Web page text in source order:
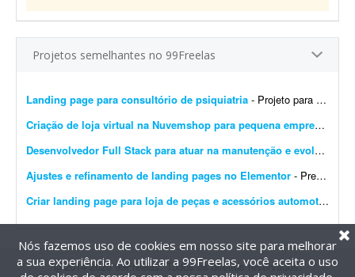
Projetos semelhantes no 99Freelas
Landing page para consultório de psiquiatria - Projeto para criação de landing page para consultório de psiquiatria. Escopo do projeto: Desenvolvimento completo da landing page. Design moderno, limpo e com foco em convers&...
Criação de loja virtual na Nuvemshop para pequena empresa
Desenvolvedor Full Stack para atuar na manutenção e evolução de uma plataforma SaaS
Ajustes e refinamento de landing pages no Elementor - Preciso de alguém para finalizar o desenvolvimento de 14 landing pages no Elementor. É um projeto rápido e de baixa complexidade. O cenário atual: As páginas j&...
Criar landing page para loja de peças e acessórios automotivos
@2014-2026 99Freelas. Todos os direitos reservados.
Nós fazemos uso de cookies em nosso site para melhorar
a sua experiência. Ao utilizar a 99Freelas, você aceita o uso